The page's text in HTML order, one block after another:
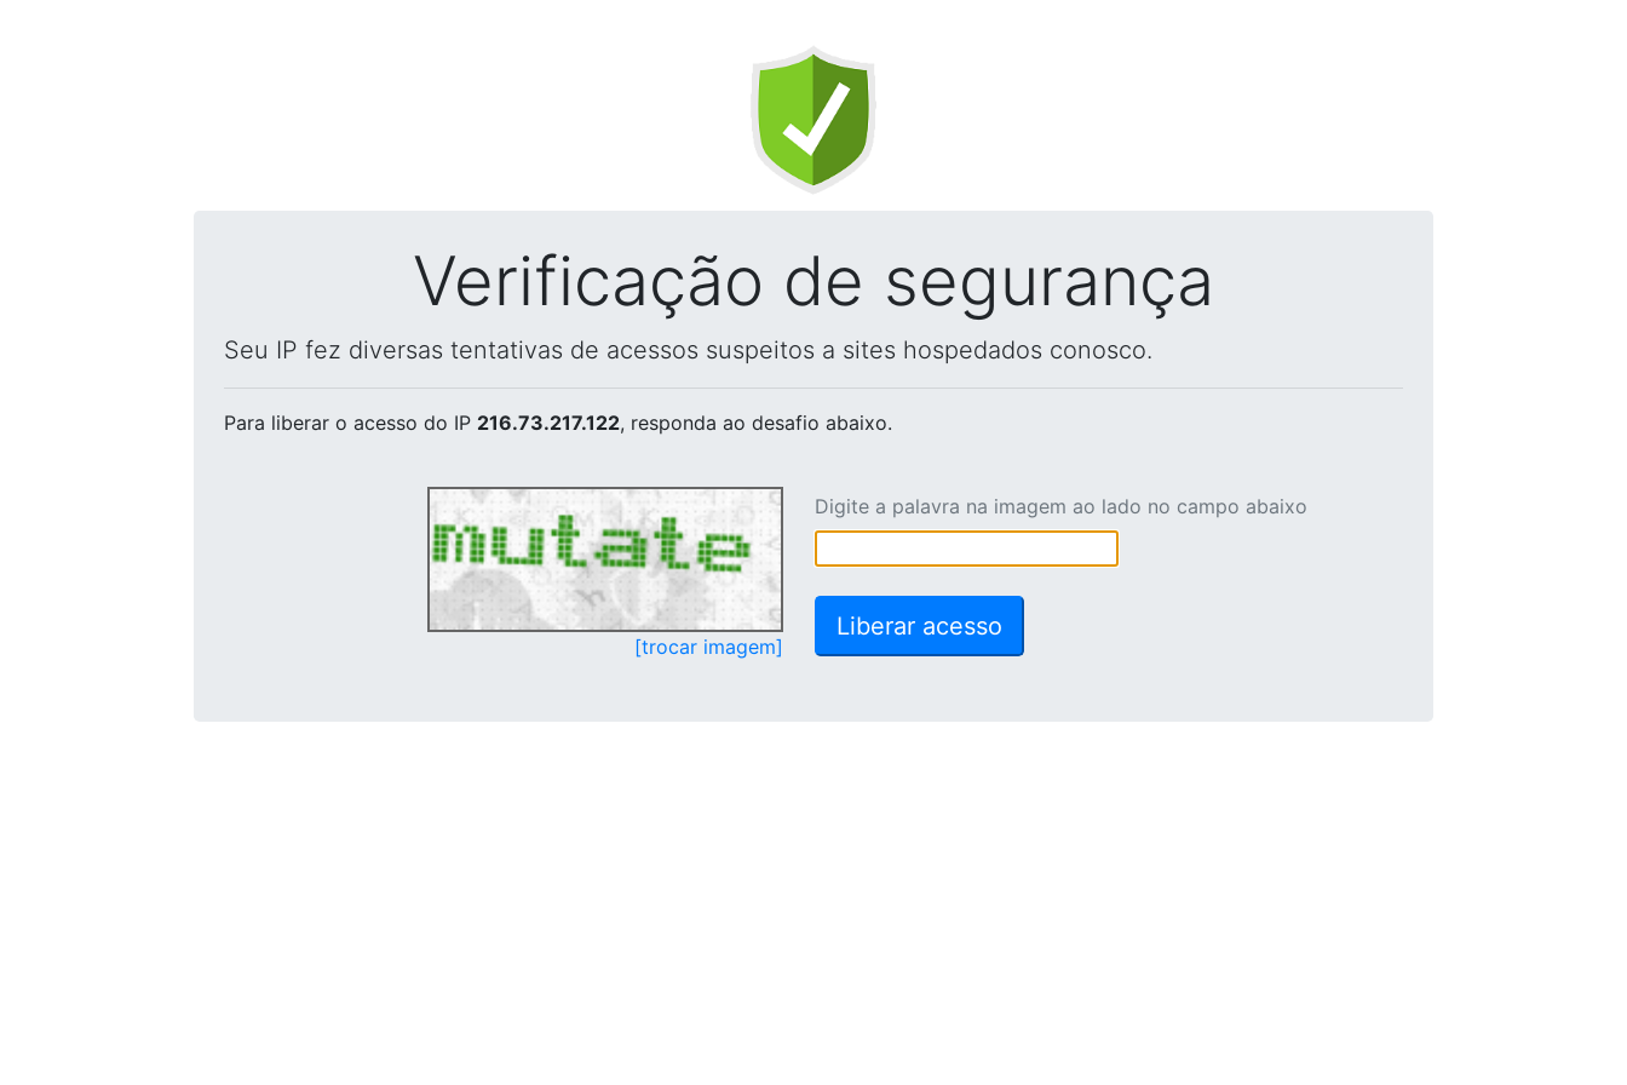
Verificação de segurança
Seu IP fez diversas tentativas de acessos suspeitos a sites hospedados conosco.
Para liberar o acesso do IP 216.73.217.122, responda ao desafio abaixo.
[trocar imagem]
Digite a palavra na imagem ao lado no campo abaixo